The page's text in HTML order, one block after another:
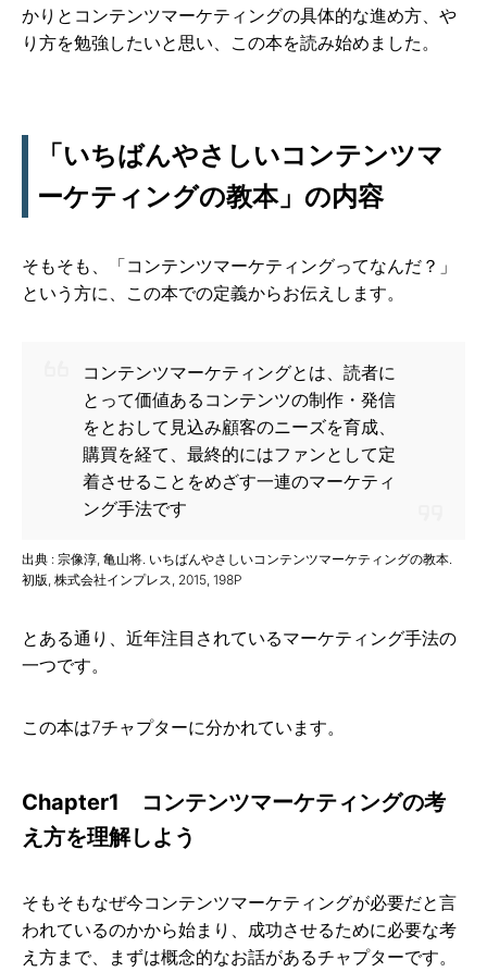
かりとコンテンツマーケティングの具体的な進め方、や
り方を勉強したいと思い、この本を読み始めました。
「いちばんやさしいコンテンツマ
ーケティングの教本」の内容
そもそも、「コンテンツマーケティングってなんだ？」
という方に、この本での定義からお伝えします。
コンテンツマーケティングとは、読者に
とって価値あるコンテンツの制作・発信
をとおして見込み顧客のニーズを育成、
購買を経て、最終的にはファンとして定
着させることをめざす一連のマーケティ
ング手法です
出典 : 宗像淳, 亀山将. いちばんやさしいコンテンツマーケティングの教本.
初版, 株式会社インプレス, 2015, 198P
とある通り、近年注目されているマーケティング手法の
一つです。
この本は7チャプターに分かれています。
Chapter1 コンテンツマーケティングの考
え方を理解しよう
そもそもなぜ今コンテンツマーケティングが必要だと言
われているのかから始まり、成功させるために必要な考
え方まで、まずは概念的なお話があるチャプターです。